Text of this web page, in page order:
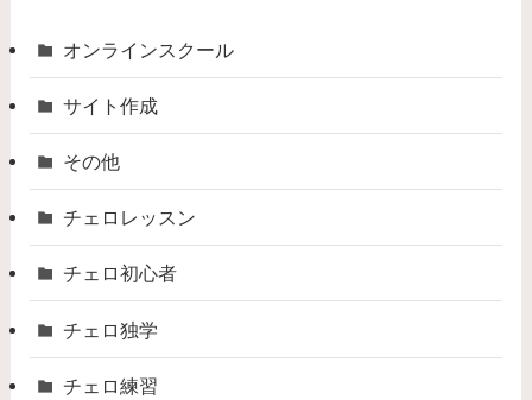
オンラインスクール
サイト作成
その他
チェロレッスン
チェロ初心者
チェロ独学
チェロ練習